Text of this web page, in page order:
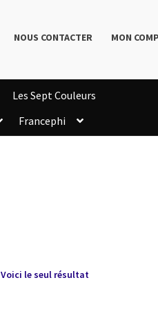
NOUS CONTACTER MON
Les Sept Couleurs
Francephi
Voici le seul résultat